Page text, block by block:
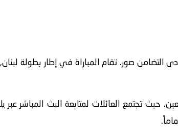
الراسينغ مع نادى التضامن صور. تقام المباراة في إطار
حيث تجتمع العائلات لمتابعة البث المباشر